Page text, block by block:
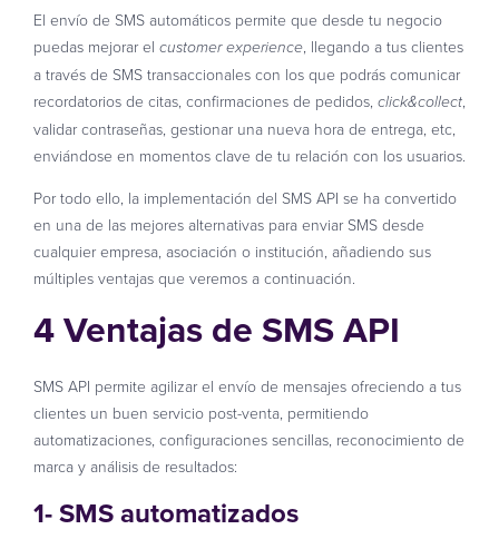
El envío de SMS automáticos permite que desde tu negocio
puedas mejorar el customer experience, llegando a tus clientes
a través de SMS transaccionales con los que podrás comunicar
recordatorios de citas, confirmaciones de pedidos, click&collect,
validar contraseñas, gestionar una nueva hora de entrega, etc,
enviándose en momentos clave de tu relación con los usuarios.
Por todo ello, la implementación del SMS API se ha convertido
en una de las mejores alternativas para enviar SMS desde
cualquier empresa, asociación o institución, añadiendo sus
múltiples ventajas que veremos a continuación.
4 Ventajas de SMS API
SMS API permite agilizar el envío de mensajes ofreciendo a tus
clientes un buen servicio post-venta, permitiendo
automatizaciones, configuraciones sencillas, reconocimiento de
marca y análisis de resultados:
1- SMS automatizados